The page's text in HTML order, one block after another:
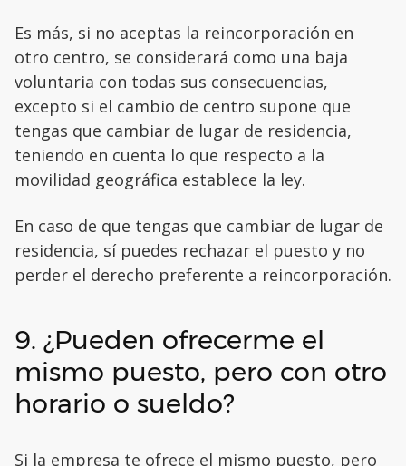
Es más, si no aceptas la reincorporación en
otro centro, se considerará como una baja
voluntaria con todas sus consecuencias,
excepto si el cambio de centro supone que
tengas que cambiar de lugar de residencia,
teniendo en cuenta lo que respecto a la
movilidad geográfica establece la ley.
En caso de que tengas que cambiar de lugar de
residencia, sí puedes rechazar el puesto y no
perder el derecho preferente a reincorporación.
9. ¿Pueden ofrecerme el
mismo puesto, pero con otro
horario o sueldo?
Si la empresa te ofrece el mismo puesto, pero